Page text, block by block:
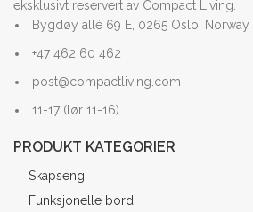
eksklusivt reservert av Compact Living.
Bygdøy allé 69 E, 0265 Oslo, Norway
+47 462 60 462
post@compactliving.com
11-17 (lør 11-16)
PRODUKT KATEGORIER
Skapseng
Funksjonelle bord